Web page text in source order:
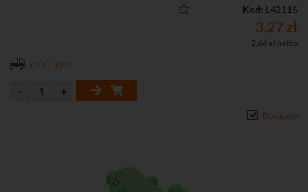
Kod: L42115
3,27 zł
2,66 zł netto
od 11,00 zł
Dostępny